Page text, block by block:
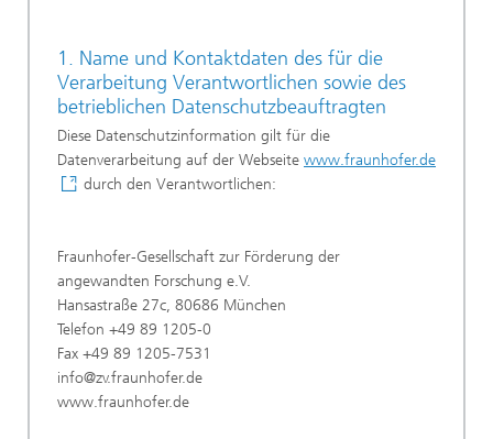
1. Name und Kontaktdaten des für die
Verarbeitung Verantwortlichen sowie des
betrieblichen Datenschutzbeauftragten
Diese Datenschutzinformation gilt für die
Datenverarbeitung auf der Webseite www.fraunhofer.de
durch den Verantwortlichen:
Fraunhofer-Gesellschaft zur Förderung der
angewandten Forschung e.V.
Hansastraße 27c, 80686 München
Telefon +49 89 1205-0
Fax +49 89 1205-7531
info@zv.fraunhofer.de
www.fraunhofer.de